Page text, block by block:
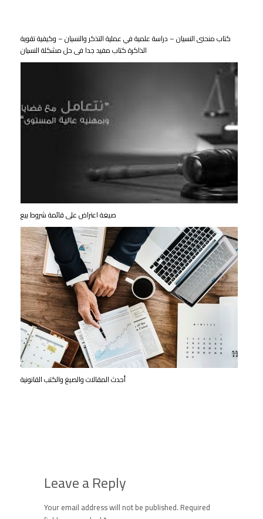
كتاب منحنى النسيان – دراسة علمية في عملية التذكر والنسيان – وكيفية تقوية
الذاكرة كتاب مفيد جدا فى حل مشكلة النسيان
صيغة اعتراض على قائمة شروط بيع
أحدث المقالات والصيغ والكتب القانونية
Leave a Reply
Your email address will not be published. Required